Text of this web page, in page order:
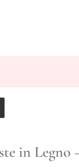
in Legno